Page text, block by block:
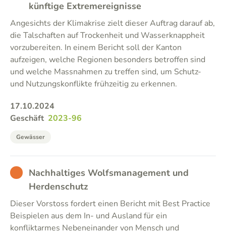
künftige Extremereignisse
Angesichts der Klimakrise zielt dieser Auftrag darauf ab,
die Talschaften auf Trockenheit und Wasserknappheit
vorzubereiten. In einem Bericht soll der Kanton
aufzeigen, welche Regionen besonders betroffen sind
und welche Massnahmen zu treffen sind, um Schutz-
und Nutzungskonflikte frühzeitig zu erkennen.
17.10.2024
Geschäft 2023-96
Gewässer
BAD Nachhaltiges Wolfsmanagement und
Herdenschutz
Dieser Vorstoss fordert einen Bericht mit Best Practice
Beispielen aus dem In- und Ausland für ein
konfliktarmes Nebeneinander von Mensch und